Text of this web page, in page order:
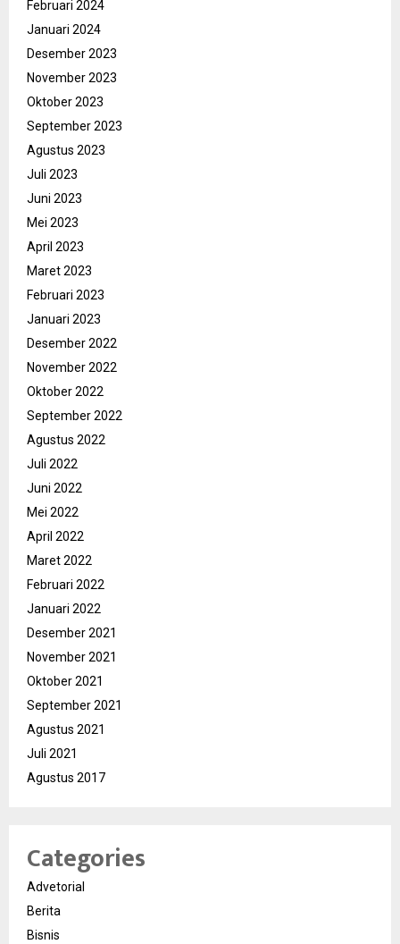
Februari 2024
Januari 2024
Desember 2023
November 2023
Oktober 2023
September 2023
Agustus 2023
Juli 2023
Juni 2023
Mei 2023
April 2023
Maret 2023
Februari 2023
Januari 2023
Desember 2022
November 2022
Oktober 2022
September 2022
Agustus 2022
Juli 2022
Juni 2022
Mei 2022
April 2022
Maret 2022
Februari 2022
Januari 2022
Desember 2021
November 2021
Oktober 2021
September 2021
Agustus 2021
Juli 2021
Agustus 2017
Categories
Advetorial
Berita
Bisnis